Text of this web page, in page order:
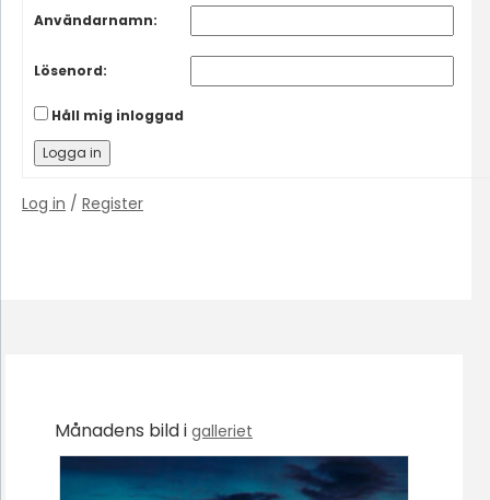
Användarnamn:
Lösenord:
Håll mig inloggad
Logga in
Log in / Register
Månadens bild i galleriet